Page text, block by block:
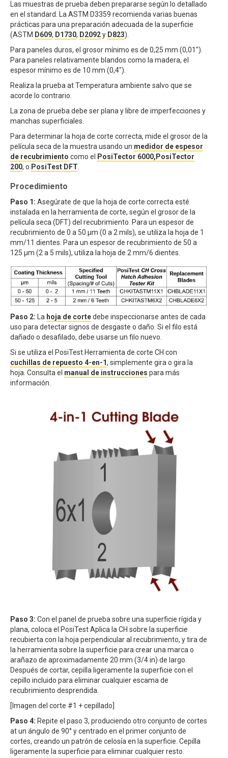
Las muestras de prueba deben prepararse según lo detallado
en el standard. La ASTM D3359 recomienda varias buenas
prácticas para una preparación adecuada de la superficie
(ASTM D609, D1730, D2092y D823).
Para paneles duros, el grosor mínimo es de 0,25 mm (0,01").
Para paneles relativamente blandos como la madera, el
espesor mínimo es de 10 mm (0,4").
Realiza la prueba at Temperatura ambiente salvo que se
acorde lo contrario.
La zona de prueba debe ser plana y libre de imperfecciones y
manchas superficiales.
Para determinar la hoja de corte correcta, mide el grosor de la
película seca de la muestra usando un medidor de espesor
de recubrimiento como el PosiTector 6000, PosiTector
200, o PosiTest DFT
Procedimiento
Paso 1: Asegúrate de que la hoja de corte correcta esté
instalada en la herramienta de corte, según el grosor de la
película seca (DFT) del recubrimiento. Para un espesor de
recubrimiento de 0 a 50 μm (0 a 2 mils), se utiliza la hoja de 1
mm/11 dientes. Para un espesor de recubrimiento de 50 a
125 μm (2 a 5 mils), utiliza la hoja de 2 mm/6 dientes.
Paso 2: La hoja de cortedebe inspeccionarse antes de cada
uso para detectar signos de desgaste o daño. Si el filo está
dañado o desafilado, debe usarse un filo nuevo.
Si se utiliza el PosiTest Herramienta de corte CH con
cuchillas de repuesto 4-en-1, simplemente gira o gira la
hoja. Consulta el manual de instrucciones para más
información.
Paso 3: Con el panel de prueba sobre una superficie rígida y
plana, coloca el PosiTest Aplica la CH sobre la superficie
recubierta con la hoja perpendicular al recubrimiento, y tira de
la herramienta sobre la superficie para crear una marca o
arañazo de aproximadamente 20 mm (3/4 in) de largo.
Después de cortar, cepilla ligeramente la superficie con el
cepillo incluido para eliminar cualquier escama de
recubrimiento desprendida.
[Imagen del corte #1 + cepillado]
Paso 4: Repite el paso 3, produciendo otro conjunto de cortes
at un ángulo de 90° y centrado en el primer conjunto de
cortes, creando un patrón de celosía en la superficie. Cepilla
ligeramente la superficie para eliminar cualquier resto.